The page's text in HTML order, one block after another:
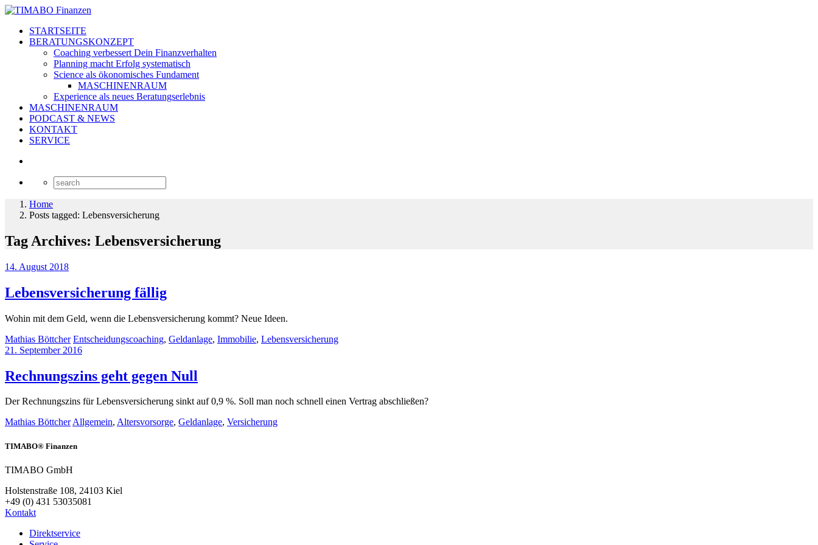
STARTSEITE
BERATUNGSKONZEPT
Coaching verbessert Dein Finanzverhalten
Planning macht Erfolg systematisch
Science als ökonomisches Fundament
MASCHINENRAUM
Experience als neues Beratungserlebnis
MASCHINENRAUM
PODCAST & NEWS
KONTAKT
SERVICE
Home
Posts tagged: Lebensversicherung
Tag Archives: Lebensversicherung
14. August 2018
Lebensversicherung fällig
Wohin mit dem Geld, wenn die Lebensversicherung kommt? Neue Ideen.
Mathias Böttcher Entscheidungscoaching, Geldanlage, Immobilie, Lebensversicherung
21. September 2016
Rechnungszins geht gegen Null
Der Rechnungszins für Lebensversicherung sinkt auf 0,9 %. Soll man noch schnell einen Vertrag abschließen?
Mathias BöttcherAllgemein, Altersvorsorge, Geldanlage, Versicherung
TIMABO® Finanzen
TIMABO GmbH
Holstenstraße 108, 24103 Kiel
+49 (0) 431 53035081
Kontakt
Direktservice